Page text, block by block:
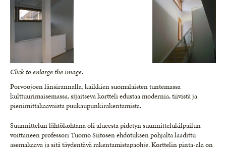
Click to enlarge the image.
Porvoojoen länsirannalla, kaikkien suomalaisten tunte­massa
kulttuurimaisemassa, sĳaitseva kortteli edustaa modernia, tiivistä ja
pienimittakaavaista puukaupunki­rakentamista.
Suunnittelun lähtökohtana oli alueesta pidetyn suunnittelukilpailun
voittaneen professori Tuomo Siitosen ehdotuksen pohjalta laadittu
asemakaava ja sitä täydentävä rakentamistapaohje. Korttelin pinta-ala on